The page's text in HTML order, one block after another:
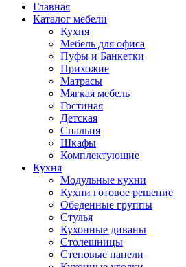
Главная
Каталог мебели
Кухня
Мебель для офиса
Пуфы и Банкетки
Прихожие
Матрасы
Мягкая мебель
Гостиная
Детская
Спальня
Шкафы
Комплектующие
Кухня
Модульные кухни
Кухни готовое решение
Обеденные группы
Стулья
Кухонные диваны
Столешницы
Стеновые панели